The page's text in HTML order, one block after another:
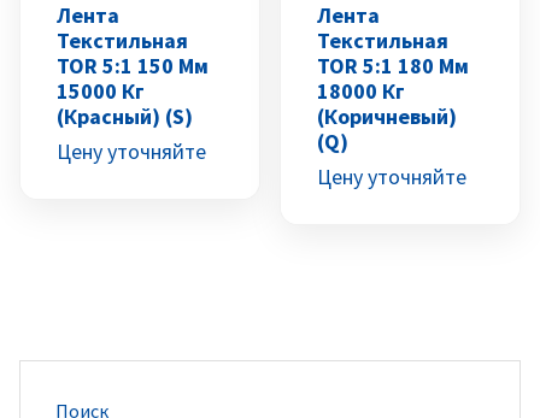
Лента
Текстильная
TOR 5:1 150 Мм
15000 Кг
(красный) (S)
Цену уточняйте
Лента
Текстильная
TOR 5:1 180 Мм
18000 Кг
(коричневый)
(Q)
Цену уточняйте
Поиск